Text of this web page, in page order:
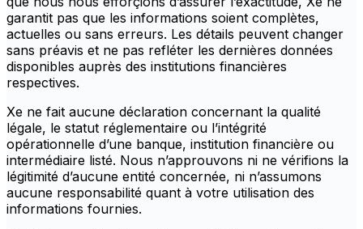
garantit pas que les informations soient complètes,
actuelles ou sans erreurs. Les détails peuvent changer
sans préavis et ne pas refléter les dernières données
disponibles auprès des institutions financières
respectives.
Xe ne fait aucune déclaration concernant la qualité
légale, le statut réglementaire ou l’intégrité
opérationnelle d’une banque, institution financière ou
intermédiaire listé. Nous n’approuvons ni ne vérifions la
légitimité d’aucune entité concernée, ni n’assumons
aucune responsabilité quant à votre utilisation des
informations fournies.